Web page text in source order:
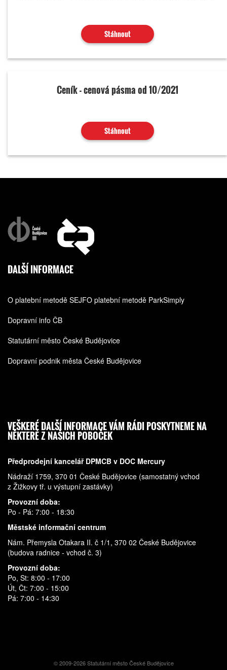
Stáhnout
Ceník - cenová pásma od 10/2021
Stáhnout
DALŠÍ INFORMACE
O platební metodě SEJFO platební metodě ParkSimply
Dopravní info ČB
Statutární město České Budějovice
Dopravní podnik města České Budějovice
VEŠKERÉ DALŠÍ INFORMACE VÁM RÁDI POSKYTNEME NA
NĚKTERÉ Z NAŠICH POBOČEK
Předprodejní kancelář DPMCB v DOC Mercury
Nádraží 1759, 370 01 České Budějovice (samostatný vchod
z Žižkovy tř. u výstupní zastávky)
Provozní doba:
Po - Pá: 7:00 - 18:30
Městské informační centrum
Nám. Přemysla Otakara II. č 1/1, 370 02 České Budějovice
(budova radnice - vchod č. 3)
Provozní doba:
Po, St: 8:00 - 17:00
Út, Čt: 7:00 - 15:00
Pá: 7:00 - 14:30
© 2009-2026 Statutární město České Budějovice